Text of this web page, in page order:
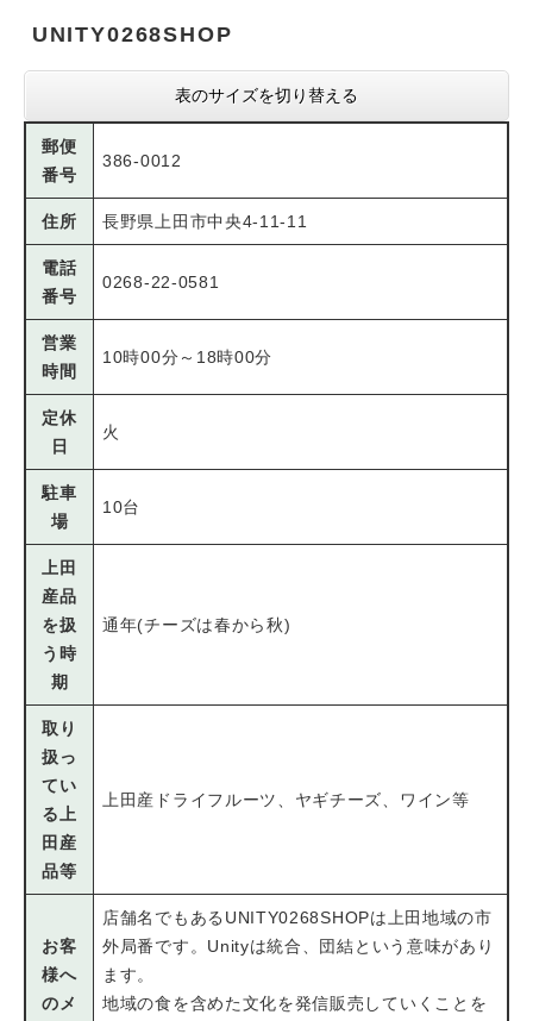
UNITY0268SHOP
表のサイズを切り替える
郵便
番号
386-0012
住所 長野県上田市中央4-11-11
電話
番号
0268-22-0581
営業
時間
10時00分～18時00分
定休
日
火
駐車
場
10台
上田
産品
を扱
う時
期
通年(チーズは春から秋)
取り
扱っ
てい
る上
田産
品等
上田産ドライフルーツ、ヤギチーズ、ワイン等
お客
様へ
のメ
店舗名でもあるUNITY0268SHOPは上田地域の市
外局番です。Unityは統合、団結という意味があり
ます。
地域の食を含めた文化を発信販売していくことを